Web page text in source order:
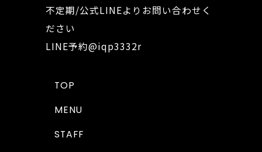
不定期/公式LINEよりお問い合わせく
ださい
LINE予約@iqp3332r
TOP
MENU
STAFF